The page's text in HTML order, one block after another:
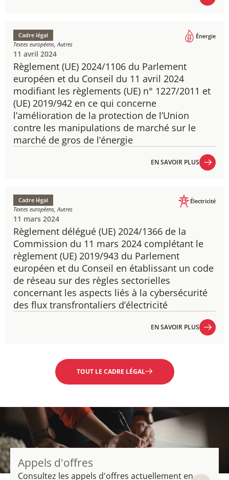
Règlement (UE) 2024/1106​ du Parlement
européen et du Conseil du 11 avril 2024
modifiant les règlements (UE) n° 1227/2011 et
(UE) 2019/942 en ce qui concerne
l’amélioration de la protection de l’Union
contre les manipulations de marché sur le
marché de gros de l’énergie
Cadre légal
Textes européens, Autres
Énergie
11 avril 2024
EN SAVOIR PLUS
Règlement délégué (UE) 2024/1366​ de la
Commission du 11 mars 2024 complétant le
règlement (UE) 2019/943 du Parlement
européen et du Conseil en établissant un code
de réseau sur des règles sectorielles
concernant les aspects liés à la cybersécurité
des flux transfrontaliers d’électricité
Cadre légal
Textes européens, Autres
Électricité
11 mars 2024
EN SAVOIR PLUS
TOUT LE CADRE LÉGAL
Appels d'offres
Consultez les appels d'offres actuellement en